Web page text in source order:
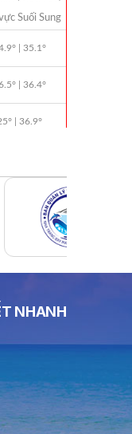
Kết Quả
Giá Tài
Hộ VNT
Kết Quả
Giá Tài
Năm
Báo Số
Của
Về Việc
Sản
PHÚ QUÝ
BẾN TÀU
Việc
Thu –
Năm 2026
NHANH